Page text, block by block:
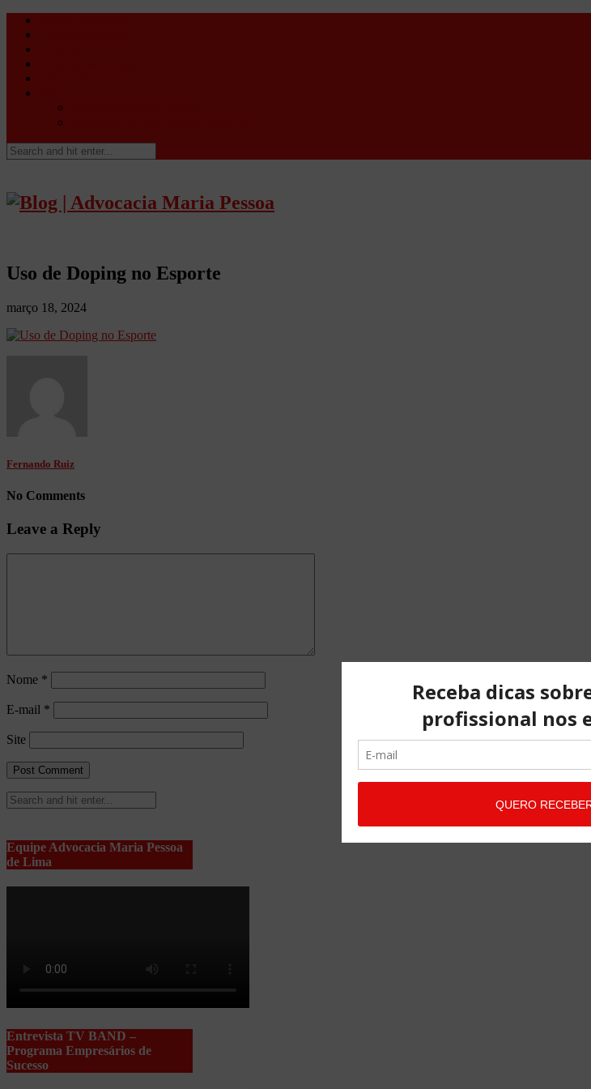
Uso de Doping no Esporte
março 18, 2024
Fernando Ruiz
No Comments
Leave a Reply
Nome *
E-mail *
Site
Equipe Advocacia Maria Pessoa
de Lima
Entrevista TV BAND –
Programa Empresários de
Sucesso